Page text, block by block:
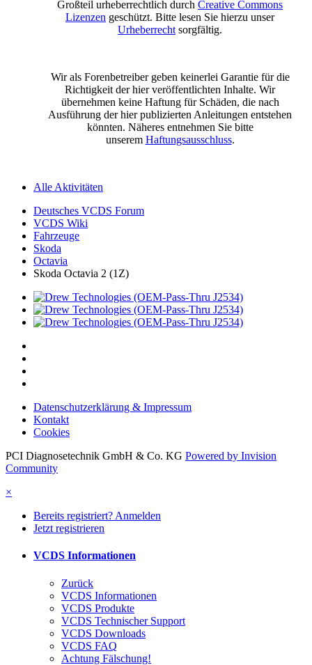
Großteil urheberrechtlich durch Creative Commons
Lizenzen geschützt. Bitte lesen Sie hierzu unser
Urheberrecht sorgfältig.
Wir als Forenbetreiber geben keinerlei Garantie für die
Richtigkeit der hier veröffentlichten Inhalte. Wir
übernehmen keine Haftung für Schäden, die nach
Ausführung der hier publizierten Anleitungen entstehen
könnten. Näheres entnehmen Sie bitte
unserem Haftungsausschluss.
Alle Aktivitäten
Deutsches VCDS Forum
VCDS Wiki
Fahrzeuge
Skoda
Octavia
Skoda Octavia 2 (1Z)
Datenschutzerklärung & Impressum
Kontakt
Cookies
PCI Diagnosetechnik GmbH & Co. KG Powered by Invision
Community
×
Bereits registriert? Anmelden
Jetzt registrieren
VCDS Informationen
Zurück
VCDS Informationen
VCDS Produkte
VCDS Technischer Support
VCDS Downloads
VCDS FAQ
Achtung Fälschung!